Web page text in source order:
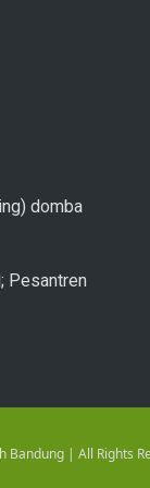
domba
Pesantren
Bandung | All Rights